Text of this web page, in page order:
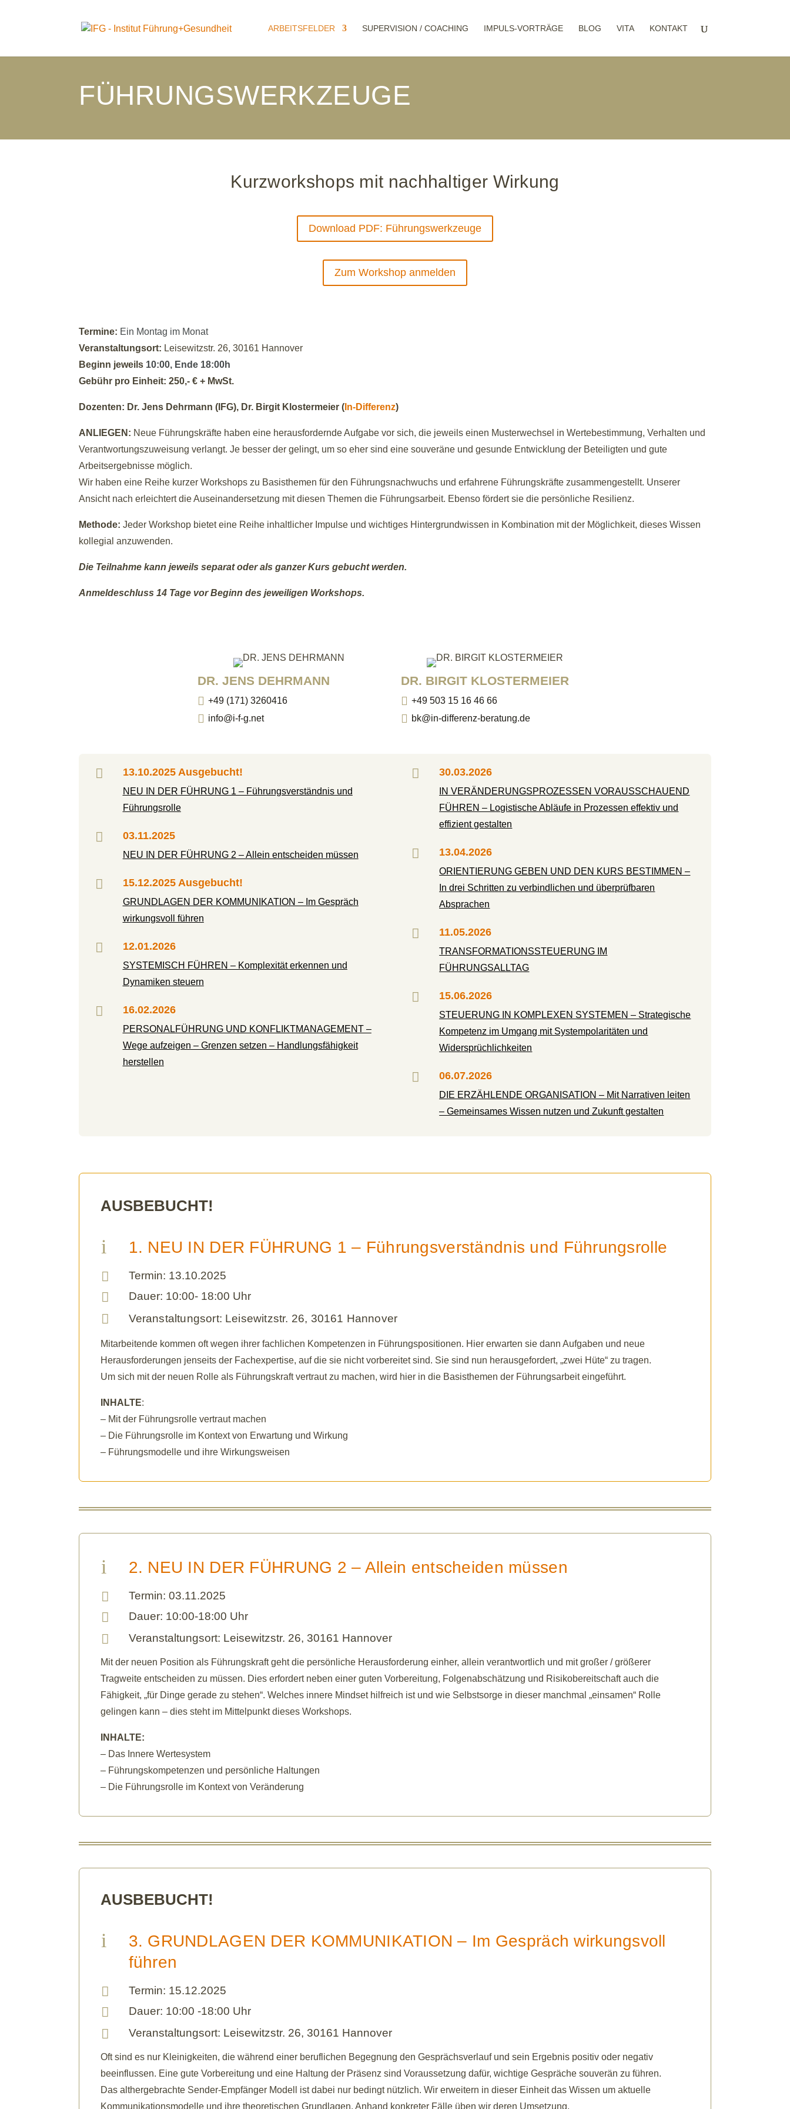
ARBEITSFELDER SUPERVISION / COACHING IMPULS-VORTRÄGE BLOG VITA KONTAKT
FÜHRUNGSWERKZEUGE
Kurzworkshops mit nachhaltiger Wirkung
Download PDF: Führungswerkzeuge
Zum Workshop anmelden
Termine: Ein Montag im Monat
Veranstaltungsort: Leisewitzstr. 26, 30161 Hannover
Beginn jeweils 10:00, Ende 18:00h
Gebühr pro Einheit: 250,- € + MwSt.
Dozenten: Dr. Jens Dehrmann (IFG), Dr. Birgit Klostermeier ( In-Differenz)
ANLIEGEN: Neue Führungskräfte haben eine herausfordernde Aufgabe vor sich, die jeweils einen Musterwechsel in Wertebestimmung, Verhalten und
Verantwortungszuweisung verlangt. Je besser der gelingt, um so eher sind eine souveräne und gesunde Entwicklung der Beteiligten und gute
Arbeitsergebnisse möglich.
Wir haben eine Reihe kurzer Workshops zu Basisthemen für den Führungsnachwuchs und erfahrene Führungskräfte zusammengestellt. Unserer
Ansicht nach erleichtert die Auseinandersetzung mit diesen Themen die Führungsarbeit. Ebenso fördert sie die persönliche Resilienz.
Methode: Jeder Workshop bietet eine Reihe inhaltlicher Impulse und wichtiges Hintergrundwissen in Kombination mit der Möglichkeit, dieses Wissen
kollegial anzuwenden.
Die Teilnahme kann jeweils separat oder als ganzer Kurs gebucht werden.
Anmeldeschluss 14 Tage vor Beginn des jeweiligen Workshops.
DR. JENS DEHRMANN
 +49 (171) 3260416
 info@i-f-g.net
DR. BIRGIT KLOSTERMEIER
 +49 503 15 16 46 66
 bk@in-differenz-beratung.de
 13.10.2025 Ausgebucht!
NEU IN DER FÜHRUNG 1 – Führungsverständnis und
Führungsrolle
 03.11.2025
NEU IN DER FÜHRUNG 2 – Allein entscheiden müssen
 15.12.2025 Ausgebucht!
GRUNDLAGEN DER KOMMUNIKATION – Im Gespräch
wirkungsvoll führen
 12.01.2026
SYSTEMISCH FÜHREN – Komplexität erkennen und
Dynamiken steuern
 16.02.2026
PERSONALFÜHRUNG UND KONFLIKTMANAGEMENT –
Wege aufzeigen – Grenzen setzen – Handlungsfähigkeit
herstellen
 30.03.2026
IN VERÄNDERUNGSPROZESSEN VORAUSSCHAUEND
FÜHREN – Logistische Abläufe in Prozessen effektiv und
effizient gestalten
 13.04.2026
ORIENTIERUNG GEBEN UND DEN KURS BESTIMMEN –
In drei Schritten zu verbindlichen und überprüfbaren
Absprachen
 11.05.2026
TRANSFORMATIONSSTEUERUNG IM
FÜHRUNGSALLTAG
 15.06.2026
STEUERUNG IN KOMPLEXEN SYSTEMEN – Strategische
Kompetenz im Umgang mit Systempolaritäten und
Widersprüchlichkeiten
 06.07.2026
DIE ERZÄHLENDE ORGANISATION – Mit Narrativen leiten
– Gemeinsames Wissen nutzen und Zukunft gestalten
AUSBEBUCHT!
i 1. NEU IN DER FÜHRUNG 1 – Führungsverständnis und Führungsrolle
 Termin: 13.10.2025
 Dauer: 10:00- 18:00 Uhr
 Veranstaltungsort: Leisewitzstr. 26, 30161 Hannover
Mitarbeitende kommen oft wegen ihrer fachlichen Kompetenzen in Führungspositionen. Hier erwarten sie dann Aufgaben und neue
Herausforderungen jenseits der Fachexpertise, auf die sie nicht vorbereitet sind. Sie sind nun herausgefordert, „zwei Hüte“ zu tragen.
Um sich mit der neuen Rolle als Führungskraft vertraut zu machen, wird hier in die Basisthemen der Führungsarbeit eingeführt.
INHALTE:
– Mit der Führungsrolle vertraut machen
– Die Führungsrolle im Kontext von Erwartung und Wirkung
– Führungsmodelle und ihre Wirkungsweisen
i 2. NEU IN DER FÜHRUNG 2 – Allein entscheiden müssen
 Termin: 03.11.2025
 Dauer: 10:00-18:00 Uhr
 Veranstaltungsort: Leisewitzstr. 26, 30161 Hannover
Mit der neuen Position als Führungskraft geht die persönliche Herausforderung einher, allein verantwortlich und mit großer / größerer
Tragweite entscheiden zu müssen. Dies erfordert neben einer guten Vorbereitung, Folgenabschätzung und Risikobereitschaft auch die
Fähigkeit, „für Dinge gerade zu stehen“. Welches innere Mindset hilfreich ist und wie Selbstsorge in dieser manchmal „einsamen“ Rolle
gelingen kann – dies steht im Mittelpunkt dieses Workshops.
INHALTE:
– Das Innere Wertesystem
– Führungskompetenzen und persönliche Haltungen
– Die Führungsrolle im Kontext von Veränderung
AUSBEBUCHT!
i
3. GRUNDLAGEN DER KOMMUNIKATION – Im Gespräch wirkungsvoll
führen
 Termin: 15.12.2025
 Dauer: 10:00 -18:00 Uhr
 Veranstaltungsort: Leisewitzstr. 26, 30161 Hannover
Oft sind es nur Kleinigkeiten, die während einer beruflichen Begegnung den Gesprächsverlauf und sein Ergebnis positiv oder negativ
beeinflussen. Eine gute Vorbereitung und eine Haltung der Präsenz sind Voraussetzung dafür, wichtige Gespräche souverän zu führen.
Das althergebrachte Sender-Empfänger Modell ist dabei nur bedingt nützlich. Wir erweitern in dieser Einheit das Wissen um aktuelle
Kommunikationsmodelle und ihre theoretischen Grundlagen. Anhand konkreter Fälle üben wir deren Umsetzung.